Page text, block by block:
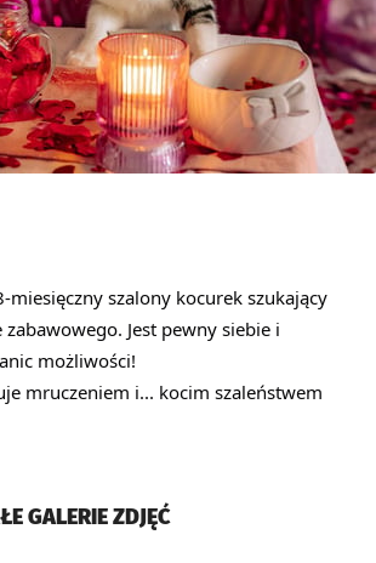
miesięczny szalony kocurek szukający
zabawowego. Jest pewny siebie i
możliwości!
mruczeniem i... kocim szaleństwem
GALERIE ZDJĘĆ